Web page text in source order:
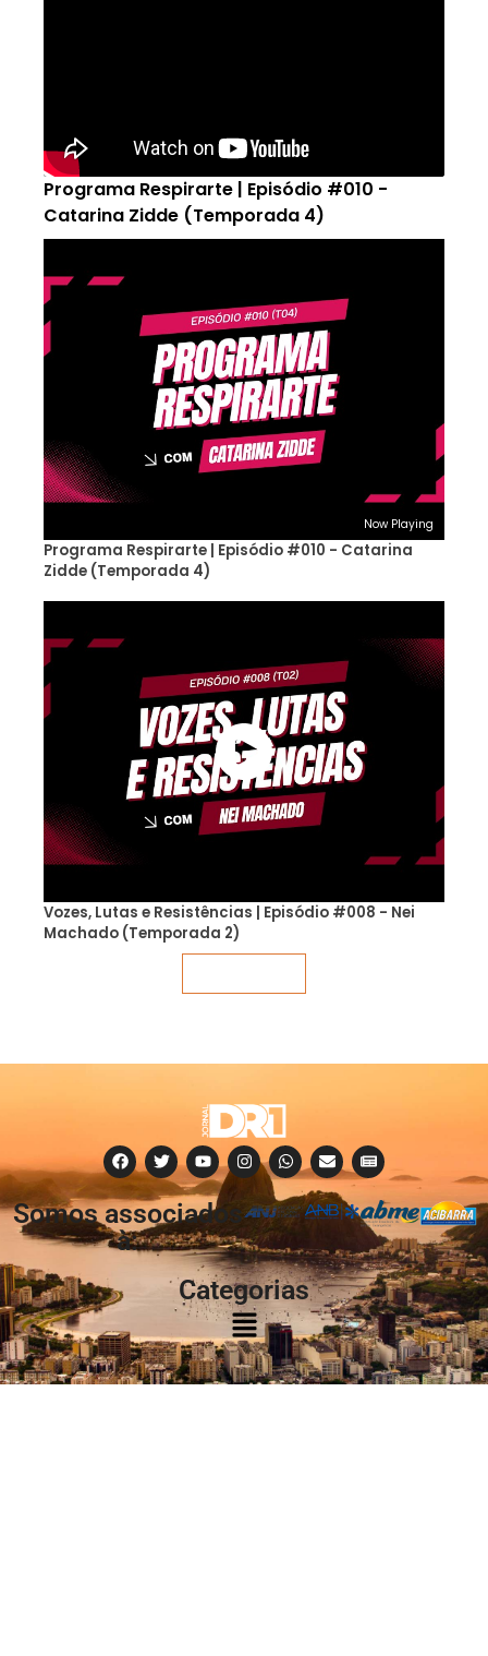
Programa Respirarte | Episódio #010 -
Catarina Zidde (Temporada 4)
Now Playing
Programa Respirarte | Episódio #010 - Catarina
Zidde (Temporada 4)
Vozes, Lutas e Resistências | Episódio #008 - Nei
Machado (Temporada 2)
Somos associados
à:
Categorias